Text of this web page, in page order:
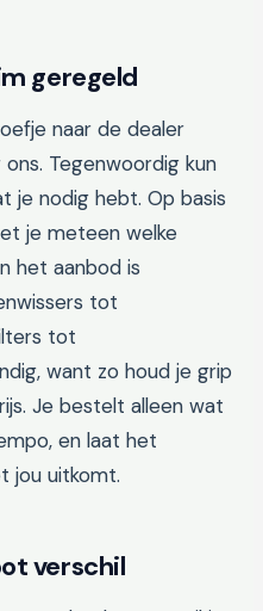
geregeld
naar de dealer
Tegenwoordig kun
je nodig hebt. Op basis
je meteen welke
het aanbod is
tot
tot
want zo houd je grip
Je bestelt alleen wat
en laat het
jou uitkomt.
verschil